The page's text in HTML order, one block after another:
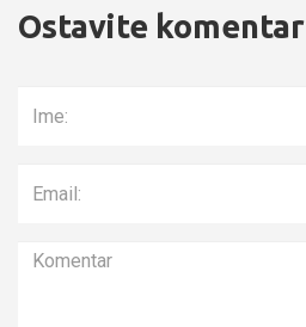
Ostavite komentar